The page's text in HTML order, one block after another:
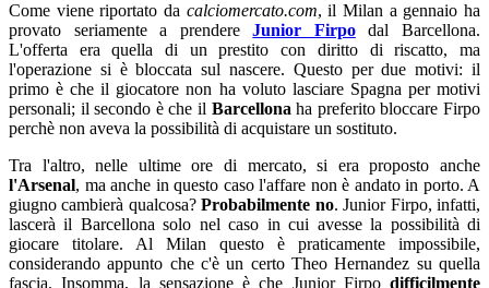
Come viene riportato da calciomercato.com, il Milan a gennaio ha
provato seriamente a prendereJunior Firpodal Barcellona.
L'offerta era quella di un prestito con diritto di riscatto, ma
l'operazione si è bloccata sul nascere. Questo per due motivi: il
primo è che il giocatore non ha voluto lasciare Spagna per motivi
personali; il secondo è che il Barcellona ha preferito bloccare Firpo
perchè non aveva la possibilità di acquistare un sostituto.
Tra l'altro, nelle ultime ore di mercato, si era proposto anche
l'Arsenal, ma anche in questo caso l'affare non è andato in porto. A
giugno cambierà qualcosa?Probabilmente no. Junior Firpo, infatti,
lascerà il Barcellona solo nel caso in cui avesse la possibilità di
giocare titolare. Al Milan questo è praticamente impossibile,
considerando appunto che c'è un certo Theo Hernandez su quella
fascia. Insomma, la sensazione è che Junior Firpo difficilmente